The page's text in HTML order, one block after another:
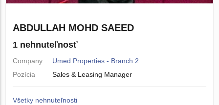
ABDULLAH MOHD SAEED
1 nehnuteľnosť
Company
Umed Properties - Branch 2
Pozícia
Sales & Leasing Manager
Všetky nehnuteľnosti